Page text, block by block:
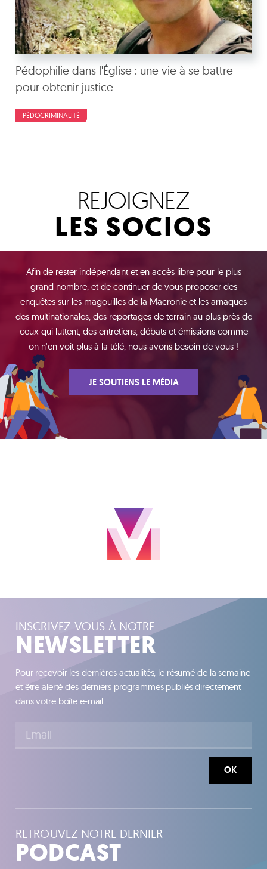
Pédophilie dans l'Église : une vie à se battre
pour obtenir justice
PÉDOCRIMINALITÉ
REJOIGNEZ
LES SOCIOS
Afin de rester indépendant et en accès libre pour le plus
grand nombre, et de continuer de vous proposer des
enquêtes sur les magouilles de la Macronie et les arnaques
des multinationales, des reportages de terrain au plus près de
ceux qui luttent, des entretiens, débats et émissions comme
on n'en voit plus à la télé, nous avons besoin de vous !
JE SOUTIENS LE MÉDIA
INSCRIVEZ-VOUS À NOTRE
NEWSLETTER
Pour recevoir les dernières actualités, le résumé de la semaine
et être alerté des derniers programmes publiés directement
dans votre boîte e-mail.
OK
RETROUVEZ NOTRE DERNIER
PODCAST